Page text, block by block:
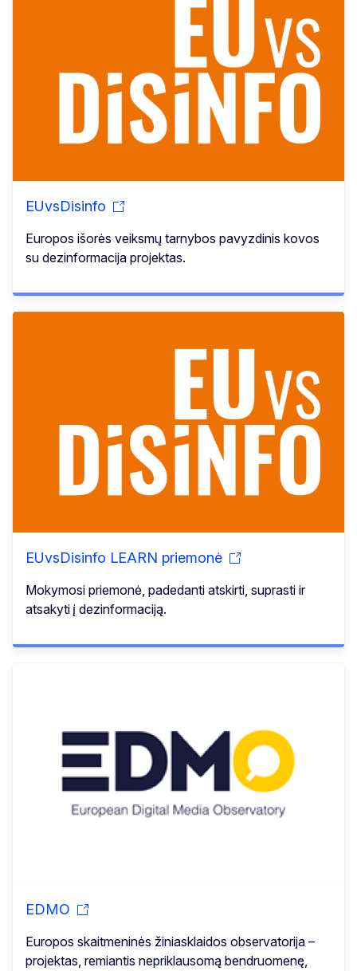
EUvsDisinfo
Europos išorės veiksmų tarnybos pavyzdinis kovos
su dezinformacija projektas.
EUvsDisinfo LEARN priemonė
Mokymosi priemonė, padedanti atskirti, suprasti ir
atsakyti į dezinformaciją.
EDMO
Europos skaitmeninės žiniasklaidos observatorija –
projektas, remiantis nepriklausomą bendruomenę,